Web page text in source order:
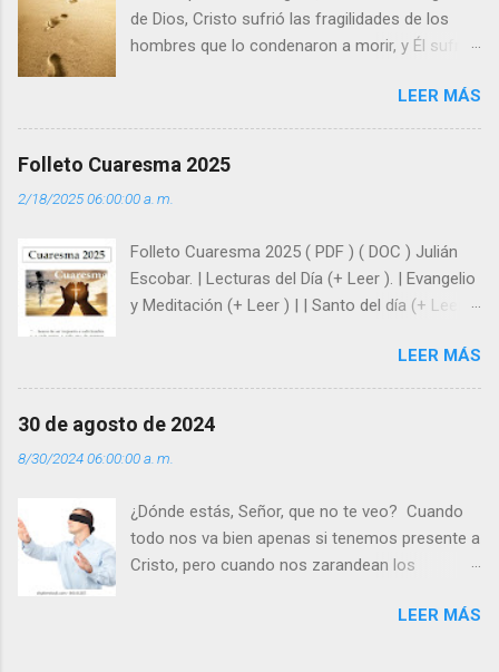
de Dios, Cristo sufrió las fragilidades de los
hombres que lo condenaron a morir, y Él sufrió
enseña Jesucristo? Que, si seguimos sus
huellas, sin ser superhombres, podemos
afrontar las adversidades con la fuerza y la luz
siempre está pendiente de nosotros. Amar es
y protegidos por nosotros. “ Señor, soy un
árbol sin frutos, pero tú me das la savia para
que al menos mis ramas y hojas den sombra
super hombre? - ¿Superas tu fragilidad con la
gracia de Dios? Julián Escobar. | Lecturas del
Día (+ Leer ). | Evangelio y Meditación (+ Leer ) |
LEER MÁS
Folleto Cuaresma 2025
2/18/2025 06:00:00 a. m.
Folleto Cuaresma 2025 ( PDF ) ( DOC ) Julián
Escobar. | Lecturas del Día (+ Leer ). | Evangelio
y Meditación (+ Leer ) | | Santo del día (+ Leer )
LEER MÁS
30 de agosto de 2024
8/30/2024 06:00:00 a. m.
¿Dónde estás, Señor, que no te veo? Cuando
todo nos va bien apenas si tenemos presente a
Cristo, pero cuando nos zarandean los
“¿Dónde estás, Señor, que no te veo, que me
LEER MÁS